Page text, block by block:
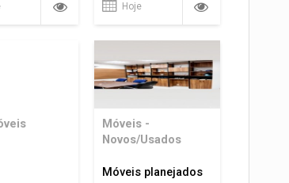
Hoje
Móveis -
Novos/Usados
Móveis planejados